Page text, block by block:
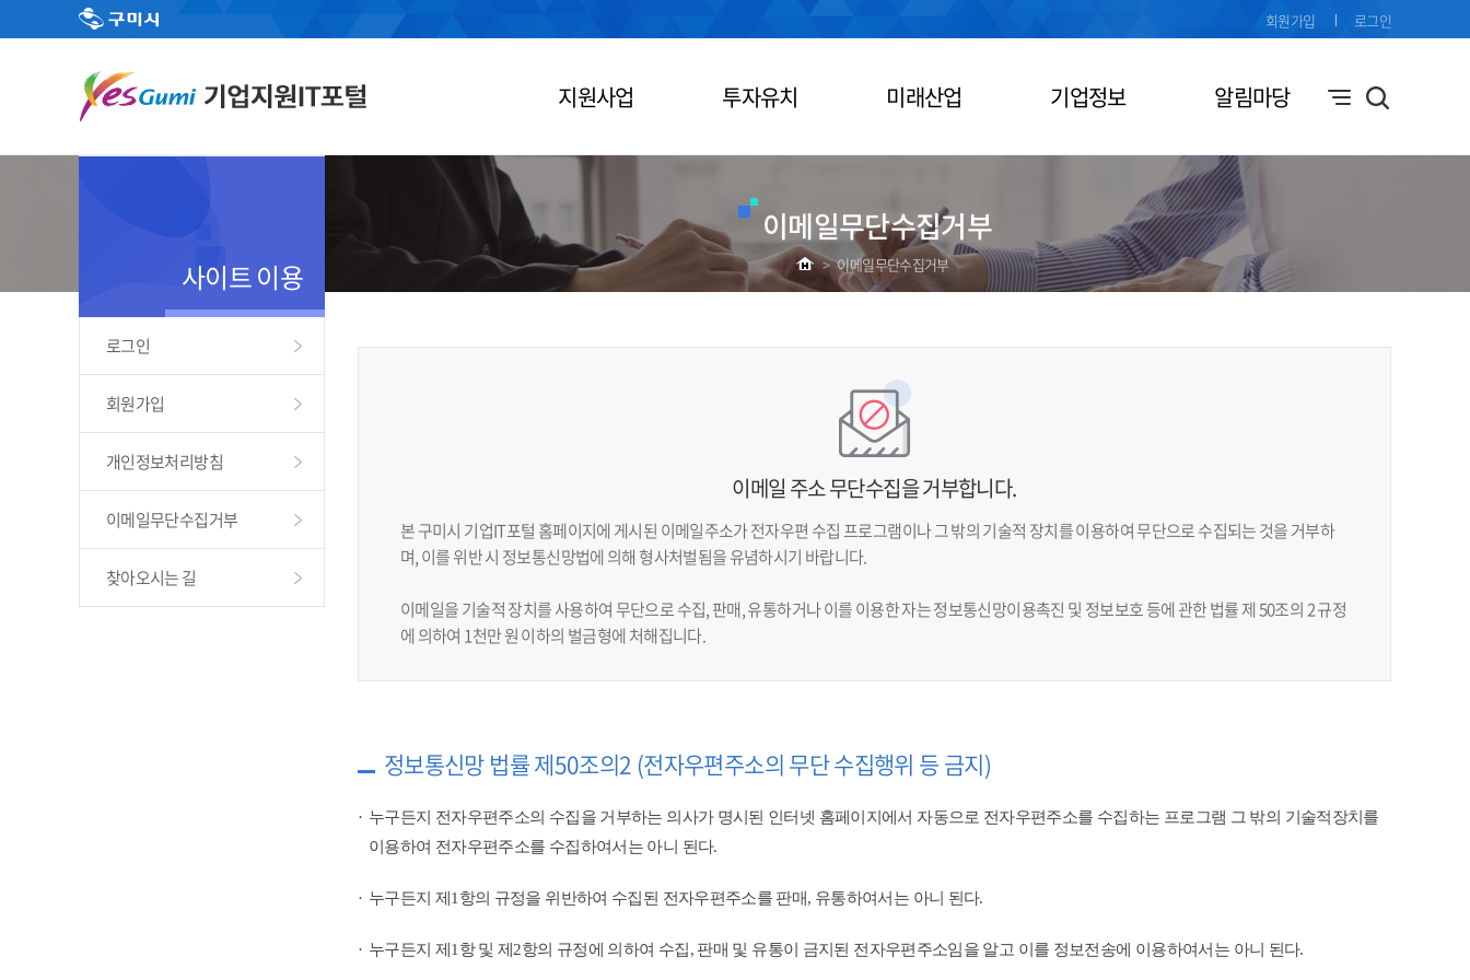
지원사업 투자유치 미래산업 기업정보 알림마당
회원가입 로그인
이메일무단수집거부
> 이메일무단수집거부
사이트 이용
로그인
회원가입
개인정보처리방침
이메일무단수집거부
찾아오시는 길
이메일 주소 무단수집을 거부합니다.
본 구미시 기업IT포털 홈페이지에 게시된 이메일주소가 전자우편 수집 프로그램이나 그 밖의 기술적 장치를 이용하여 무단으로 수집되는 것을 거부하
며, 이를 위반 시 정보통신망법에 의해 형사처벌됨을 유념하시기 바랍니다.
이메일을 기술적 장치를 사용하여 무단으로 수집, 판매, 유통하거나 이를 이용한 자는 정보통신망이용촉진 및 정보보호 등에 관한 법률 제 50조의 2 규정
에 의하여 1천만 원 이하의 벌금형에 처해집니다.
정보통신망 법률 제50조의2 (전자우편주소의 무단 수집행위 등 금지)
누구든지 전자우편주소의 수집을 거부하는 의사가 명시된 인터넷 홈페이지에서 자동으로 전자우편주소를 수집하는 프로그램 그 밖의 기술적장치를
이용하여 전자우편주소를 수집하여서는 아니 된다.
누구든지 제1항의 규정을 위반하여 수집된 전자우편주소를 판매, 유통하여서는 아니 된다.​
누구든지 제1항 및 제2항의 규정에 의하여 수집, 판매 및 유통이 금지된 전자우편주소임을 알고 이를 정보전송에 이용하여서는 아니 된다.